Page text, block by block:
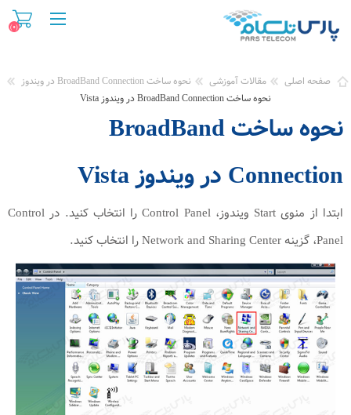
(0)
صفحه اصلی مقالات آموزشی
نحوه ساخت BroadBand Connection در ویندوز
نحوه ساخت BroadBand Connection در ویندوز Vista
نحوه ساخت BroadBand
Connection در ویندوز Vista
ابتدا از منوی Start ویندوز، Control Panel را انتخاب کنید. در Control
Panel، گزینه Network and Sharing Center را انتخاب کنید.